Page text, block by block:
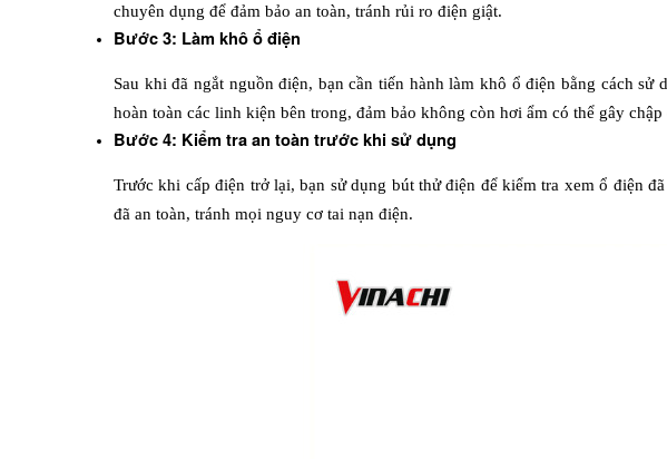
chuyên dụng để đảm bảo an toàn, tránh rủi ro điện giật.
Bước 3: Làm khô ổ điện
Sau khi đã ngắt nguồn điện, bạn cần tiến hành làm khô ổ điện bằng cách
hoàn toàn các linh kiện bên trong, đảm bảo không còn hơi ẩm có thể gây
Bước 4: Kiểm tra an toàn trước khi sử dụng
Trước khi cấp điện trở lại, bạn sử dụng bút thử điện để kiểm tra xem ổ điện
đã an toàn, tránh mọi nguy cơ tai nạn điện.